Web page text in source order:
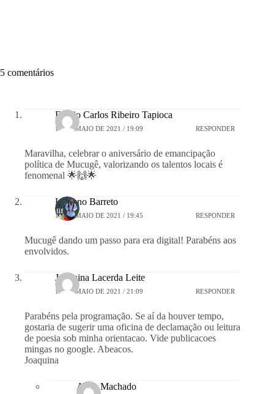
5 comentários
Emilio Carlos Ribeiro Tapioca
15 DE MAIO DE 2021 / 19:09 RESPONDER
Maravilha, celebrar o aniversário de emancipação
política de Mucugê, valorizando os talentos locais é
fenomenal 🌟🙌🌟
Luciano Barreto
15 DE MAIO DE 2021 / 19:45 RESPONDER
Mucugê dando um passo para era digital! Parabéns aos
envolvidos.
Joaquina Lacerda Leite
15 DE MAIO DE 2021 / 21:09 RESPONDER
Parabéns pela programação. Se aí da houver tempo,
gostaria de sugerir uma oficina de declamação ou leitura
de poesia sob minha orientacao. Vide publicacoes
mingas no google. Abeacos.
Joaquina
Aline Machado